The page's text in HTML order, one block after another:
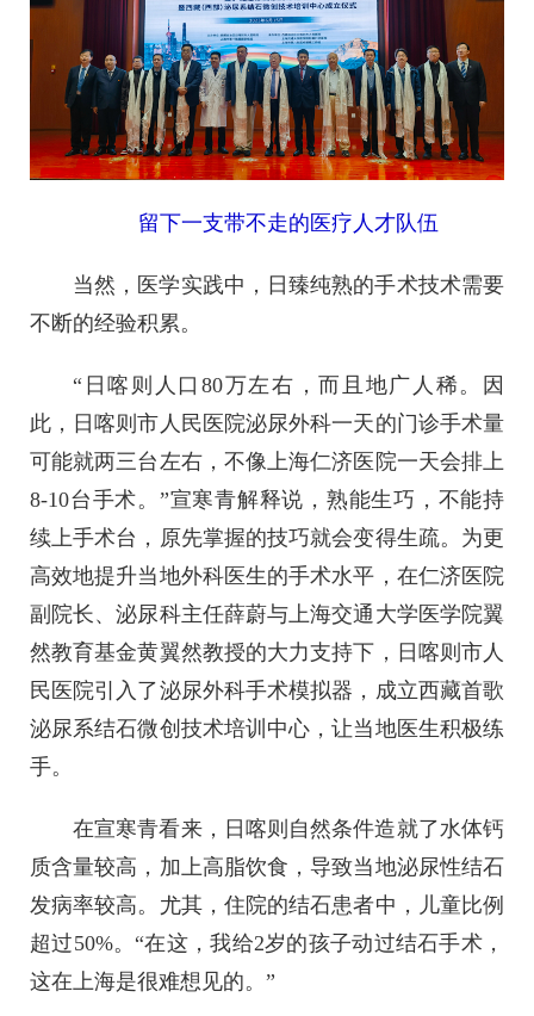
留下一支带不走的医疗人才队伍
当然，医学实践中，日臻纯熟的手术技术需要
不断的经验积累。
“日喀则人口80万左右，而且地广人稀。因
此，日喀则市人民医院泌尿外科一天的门诊手术量
可能就两三台左右，不像上海仁济医院一天会排上
8-10台手术。”宣寒青解释说，熟能生巧，不能持
续上手术台，原先掌握的技巧就会变得生疏。为更
高效地提升当地外科医生的手术水平，在仁济医院
副院长、泌尿科主任薛蔚与上海交通大学医学院翼
然教育基金黄翼然教授的大力支持下，日喀则市人
民医院引入了泌尿外科手术模拟器，成立西藏首歌
泌尿系结石微创技术培训中心，让当地医生积极练
手。
在宣寒青看来，日喀则自然条件造就了水体钙
质含量较高，加上高脂饮食，导致当地泌尿性结石
发病率较高。尤其，住院的结石患者中，儿童比例
超过50%。“在这，我给2岁的孩子动过结石手术，
这在上海是很难想见的。”